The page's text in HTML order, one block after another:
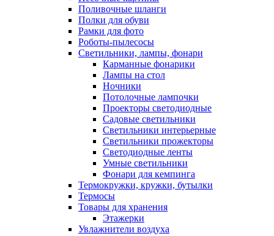
Поливочные шланги
Полки для обуви
Рамки для фото
Роботы-пылесосы
Светильники, лампы, фонари
Карманные фонарики
Лампы на стол
Ночники
Потолочные лампочки
Проекторы светодиодные
Садовые светильники
Светильники интерьерные
Светильники прожекторы
Светодиодные ленты
Умные светильники
Фонари для кемпинга
Термокружки, кружки, бутылки
Термосы
Товары для хранения
Этажерки
Увлажнители воздуха